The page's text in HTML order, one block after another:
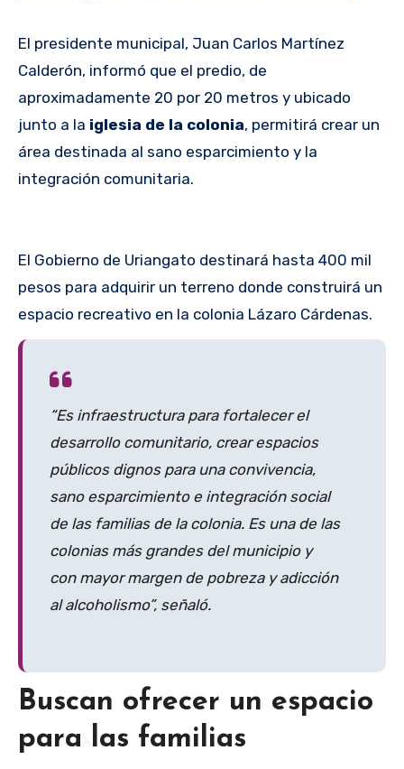
El presidente municipal, Juan Carlos Martínez
Calderón, informó que el predio, de
aproximadamente 20 por 20 metros y ubicado
junto a la iglesia de la colonia, permitirá crear un
área destinada al sano esparcimiento y la
integración comunitaria.
El Gobierno de Uriangato destinará hasta 400 mil
pesos para adquirir un terreno donde construirá un
espacio recreativo en la colonia Lázaro Cárdenas.
“Es infraestructura para fortalecer el
desarrollo comunitario, crear espacios
públicos dignos para una convivencia,
sano esparcimiento e integración social
de las familias de la colonia. Es una de las
colonias más grandes del municipio y
con mayor margen de pobreza y adicción
al alcoholismo”, señaló.
Buscan ofrecer un espacio
para las familias